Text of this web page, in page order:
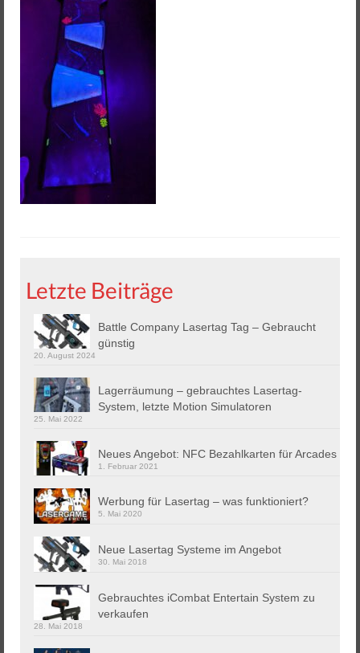
Helios 2 & 3
Helios Pro
Arena Zubehör
Lasergame Berlin GmbH
Game Card – NFC Kartenzahlung
Buchungssoftware
Arcade Automaten
Datenschutz
Letzte Beiträge
Battle Company Lasertag Tag – Gebraucht
günstig
20. August 2024
Lagerräumung – gebrauchtes Lasertag-
System, letzte Motion Simulatoren
25. Mai 2022
Neues Angebot: NFC Bezahlkarten für Arcades
1. Februar 2021
Werbung für Lasertag – was funktioniert?
5. Mai 2020
Neue Lasertag Systeme im Angebot
30. Mai 2018
Gebrauchtes iCombat Entertain System zu
verkaufen
28. Mai 2018